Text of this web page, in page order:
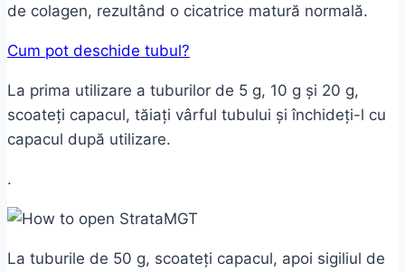
de colagen, rezultând o cicatrice matură normală.
Cum pot deschide tubul?
La prima utilizare a tuburilor de 5 g, 10 g și 20 g,
scoateți capacul, tăiați vârful tubului și închideți-l cu
capacul după utilizare.
.
La tuburile de 50 g, scoateți capacul, apoi sigiliul de